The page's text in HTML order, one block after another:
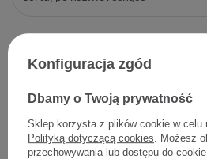
Konfiguracja zgód
Dbamy o Twoją prywatność
Sklep korzysta z plików cookie w celu
Polityką dotyczącą cookies . Możesz
przechowywania lub dostępu do